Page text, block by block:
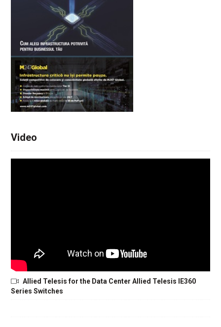
Video
Allied Telesis for the Data Center Allied Telesis IE360
Series Switches